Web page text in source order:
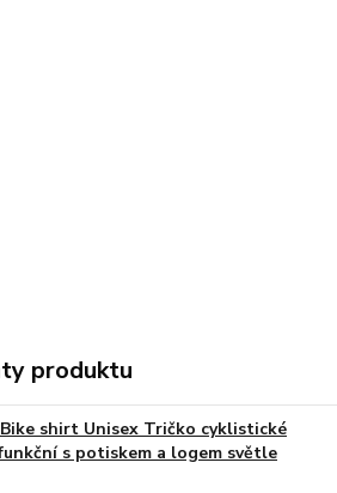
produktu
Bike shirt Unisex Tričko cyklistické
s potiskem a logem světle